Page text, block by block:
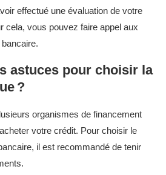
effectué une évaluation de votre
cela, vous pouvez faire appel aux
astuces pour choisir la
?
organismes de financement
votre crédit. Pour choisir le
il est recommandé de tenir